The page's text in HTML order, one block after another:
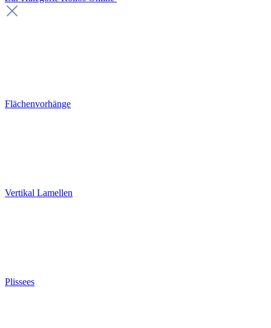
Flächenvorhänge
Vertikal Lamellen
Plissees